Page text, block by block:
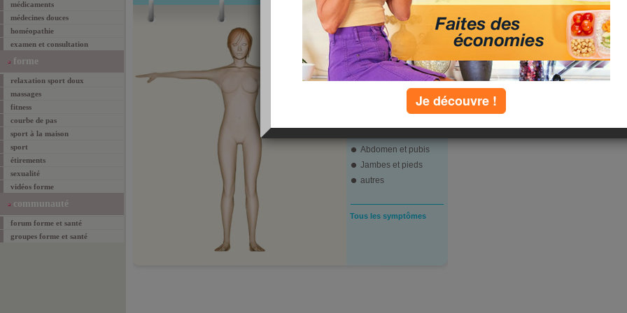
médicaments
médecines douces
homéopathie
examen et consultation
forme
relaxation sport doux
massages
fitness
courbe de pas
sport à la maison
sport
étirements
sexualité
vidéos forme
communauté
forum forme et santé
groupes forme et santé
infos forme & santé|
Je découvre !